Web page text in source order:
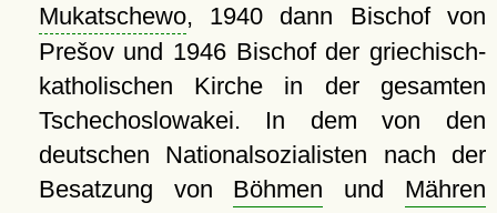
Mukatschewo, 1940 dann Bischof von
Prešov und 1946 Bischof der griechisch-
katholischen Kirche in der gesamten
Tschechoslowakei. In dem von den
deutschen Nationalsozialisten nach der
Besatzung von Böhmen und Mähren